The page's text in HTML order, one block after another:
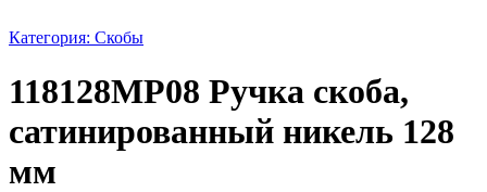
Категория: Скобы
118128MP08 Ручка скоба,
сатинированный никель 128
мм